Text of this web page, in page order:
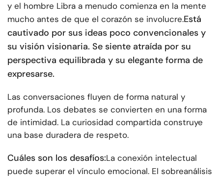
y el hombre Libra a menudo comienza en la mente
mucho antes de que el corazón se involucre.Está
cautivado por sus ideas poco convencionales y
su visión visionaria. Se siente atraída por su
perspectiva equilibrada y su elegante forma de
expresarse.
Las conversaciones fluyen de forma natural y
profunda. Los debates se convierten en una forma
de intimidad. La curiosidad compartida construye
una base duradera de respeto.
Cuáles son los desafíos:La conexión intelectual
puede superar el vínculo emocional. El sobreanálisis